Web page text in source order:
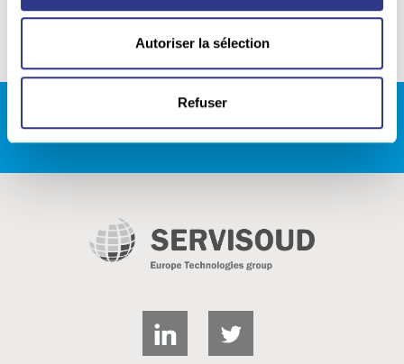
Autoriser la sélection
Refuser
spécifiques, merci de nouscontacter(ex:
prolongateur de torche 20m, etc.)
ESPACE DE TÉLÉCHARGEMENTS